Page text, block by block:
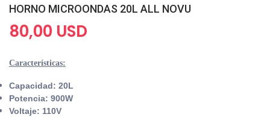
HORNO MICROONDAS 20L ALL NOVU
80,00 USD
Características:
Capacidad: 20L
Potencia: 900W
Voltaje: 110V